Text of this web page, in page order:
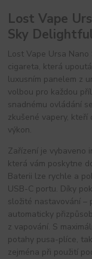
Lost Vape
Sky
Lost Vape Ursa
cigareta, která
luxusním panelem z
volbou pro každou
snadnému ovládání
zkušené vapery,
výkon.
Zařízení je vybaveno
která vám poskytne
Baterii lze rychle a
USB-C portu. Díky
složité nastavování –
automaticky
z vapování. S
potahy pusa-plíce,
zejména při použití